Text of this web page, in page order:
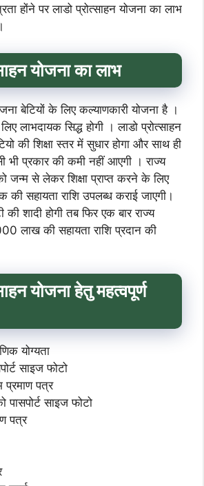
होंने पर लाडो प्रोत्साहन योजना का लाभ
योजना का लाभ
बेटियों के लिए कल्याणकारी योजना है ।
लाभदायक सिद्ध होगी । लाडो प्रोत्साहन
की शिक्षा स्तर में सुधार होगा और साथ ही
भी प्रकार की कमी नहीं आएगी । राज्य
को जन्म से लेकर शिक्षा प्राप्त करने के लिए
सहायता राशि उपलब्ध कराई जाएगी।
की शादी होगी तब फिर एक बार राज्य
लाख की सहायता राशि प्रदान की
योजना हेतु महत्वपूर्ण
योग्यता
साइज फोटो
प्रमाण पत्र
पासपोर्ट साइज फोटो
पत्र